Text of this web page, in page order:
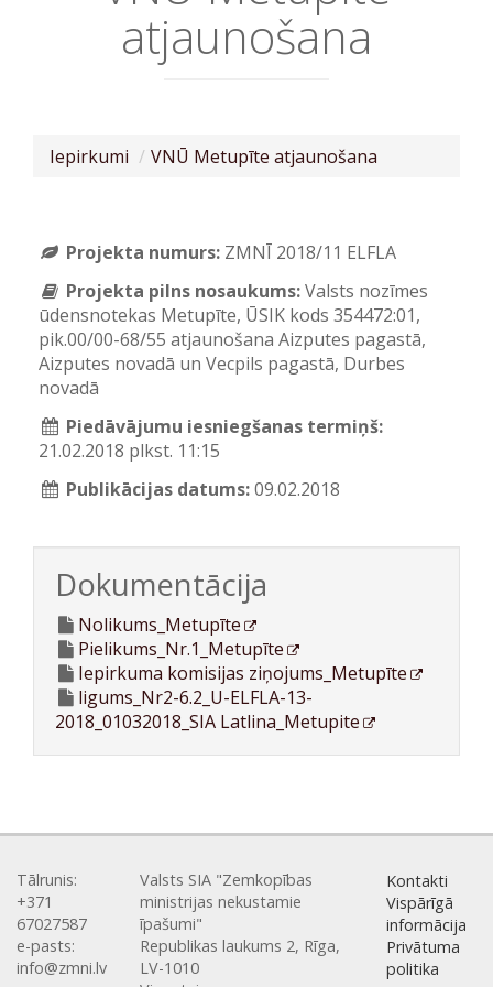
atjaunošana
Iepirkumi VNŪ Metupīte atjaunošana
Projekta numurs: ZMNĪ 2018/11 ELFLA
Projekta pilns nosaukums:Valsts nozīmes
ūdensnotekas Metupīte, ŪSIK kods 354472:01,
pik.00/00-68/55 atjaunošana Aizputes pagastā,
Aizputes novadā un Vecpils pagastā, Durbes
novadā
Piedāvājumu iesniegšanas termiņš:
21.02.2018 plkst. 11:15
Publikācijas datums:09.02.2018
Dokumentācija
Nolikums_Metupīte
Pielikums_Nr.1_Metupīte
Iepirkuma komisijas ziņojums_Metupīte
ligums_Nr2-6.2_U-ELFLA-13-
2018_01032018_SIA Latlina_Metupite
Tālrunis:
+371
67027587
e-pasts:
info@zmni.lv
Valsts SIA "Zemkopības
ministrijas nekustamie
īpašumi"
Republikas laukums 2, Rīga,
LV-1010
Kontakti
Vispārīgā
informācija
Privātuma
politika